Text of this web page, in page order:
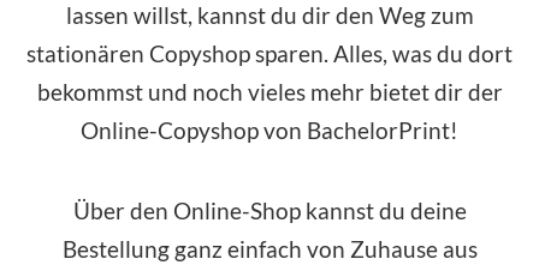
lassen willst, kannst du dir den Weg zum
stationären Copyshop sparen. Alles, was du dort
bekommst und noch vieles mehr bietet dir der
Online-Copyshop von BachelorPrint!
Über den Online-Shop kannst du deine
Bestellung ganz einfach von Zuhause aus